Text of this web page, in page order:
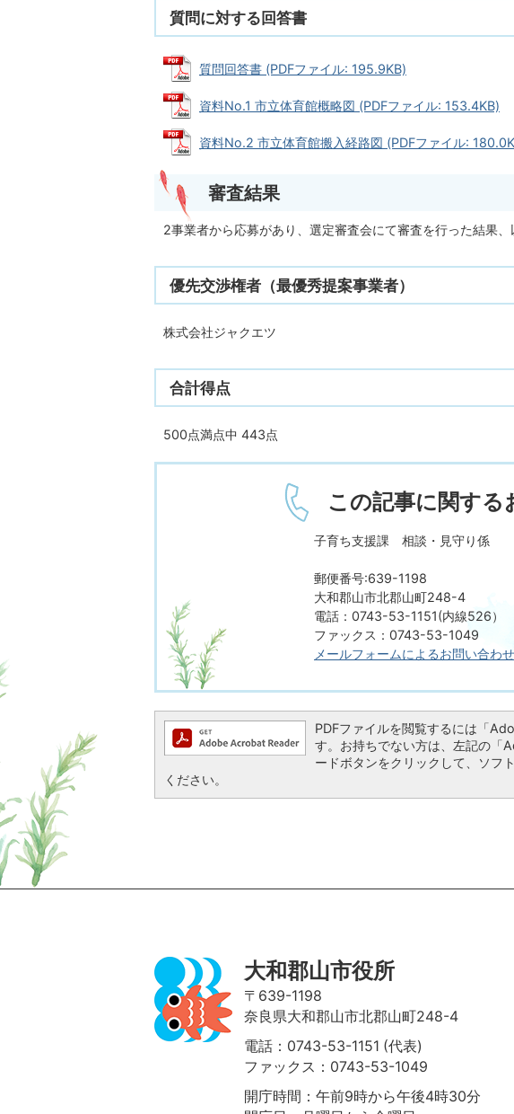
質問に対する回答書
質問回答書 (PDFファイル: 195.9KB)
資料No.1 市立体育館概略図 (PDFファイル: 153.4KB)
資料No.2 市立体育館搬入経路図 (PDFファイル:
審査結果
2事業者から応募があり、選定審査会にて審査を行った結果
優先交渉権者（最優秀提案事業者）
株式会社ジャクエツ
合計得点
500点満点中 443点
この記事に関する
子育ち支援課 相談・見守り係
郵便番号:639-1198
大和郡山市北郡山町248-4
電話：0743-53-1151(内線526）
ファックス：0743-53-1049
メールフォームによるお問い合わせ
PDFファイルを閲覧するには「
す。お持ちでない方は、左記の
ードボタンをクリックして、ソフ
ください。
大和郡山市役所
〒639-1198
奈良県大和郡山市北郡山町248-4
電話：0743-53-1151 (代表)
ファックス：0743-53-1049
開庁時間：午前9時から午後4時30分